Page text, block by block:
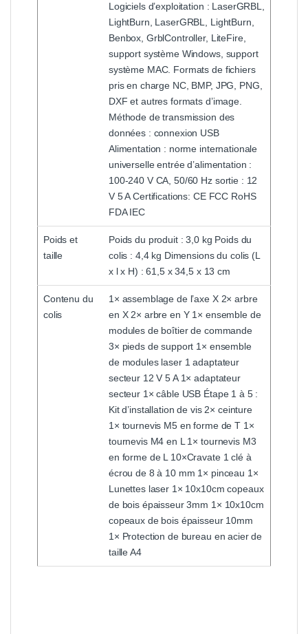
Logiciels d’exploitation : LaserGRBL,
LightBurn, LaserGRBL, LightBurn,
Benbox, GrblController, LiteFire,
support système Windows, support
système MAC. Formats de fichiers
pris en charge NC, BMP, JPG, PNG,
DXF et autres formats d’image.
Méthode de transmission des
données : connexion USB
Alimentation : norme internationale
universelle entrée d’alimentation :
100-240 V CA, 50/60 Hz sortie : 12
V 5 A Certifications: CE FCC RoHS
FDA IEC
Poids et
taille
Poids du produit : 3,0 kg Poids du
colis : 4,4 kg Dimensions du colis (L
x l x H) : 61,5 x 34,5 x 13 cm
Contenu du
colis
1× assemblage de l’axe X 2× arbre
en X 2× arbre en Y 1× ensemble de
modules de boîtier de commande
3× pieds de support 1× ensemble
de modules laser 1 adaptateur
secteur 12 V 5 A 1× adaptateur
secteur 1× câble USB Étape 1 à 5 :
Kit d’installation de vis 2× ceinture
1× tournevis M5 en forme de T 1×
tournevis M4 en L 1× tournevis M3
en forme de L 10×Cravate 1 clé à
écrou de 8 à 10 mm 1× pinceau 1×
Lunettes laser 1× 10x10cm copeaux
de bois épaisseur 3mm 1× 10x10cm
copeaux de bois épaisseur 10mm
1× Protection de bureau en acier de
taille A4